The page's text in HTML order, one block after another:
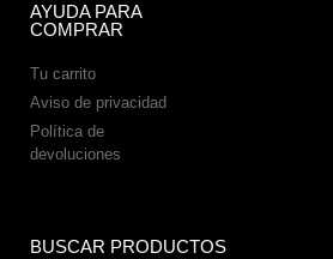
AYUDA PARA
COMPRAR
Tu carrito
Aviso de privacidad
Política de
devoluciones
BUSCAR PRODUCTOS